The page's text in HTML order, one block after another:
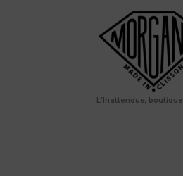
L'Inattendue,